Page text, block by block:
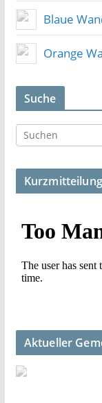
Blaue
Orange
Suche
Aktueller